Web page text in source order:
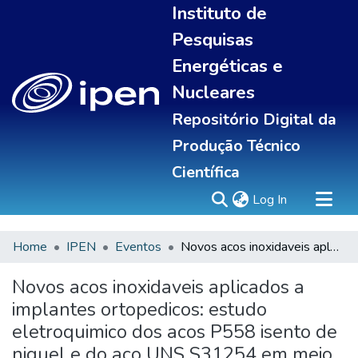
Instituto de
Pesquisas
Energéticas e
Nucleares
Repositório Digital da
Produção Técnico
Científica
Log In (current)
Sobre
Communities & Collections
All of DSpace
Statistics
Home IPEN Eventos Novos acos inoxidaveis aplicados a implantes ortopedicos: estudo eletroquimico dos acos P558 isento de niquel e do aco UNS S31254 em meio fisiologico
Novos acos inoxidaveis aplicados a
implantes ortopedicos: estudo
eletroquimico dos acos P558 isento de